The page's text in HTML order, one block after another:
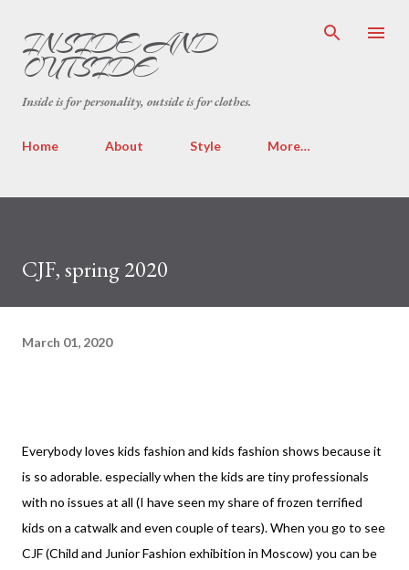
INSIDE AND
OUTSIDE
Inside is for personality, outside is for clothes.
Home About Style More…
CJF, spring 2020
March 01, 2020
Everybody loves kids fashion and kids fashion shows because it
is so adorable. especially when the kids are tiny professionals
with no issues at all (I have seen my share of frozen terrified
kids on a catwalk and even couple of tears). When you go to see
CJF (Child and Junior Fashion exhibition in Moscow) you can be